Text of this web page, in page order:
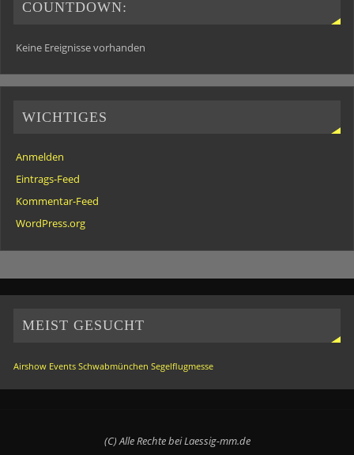
COUNTDOWN:
Keine Ereignisse vorhanden
WICHTIGES
Anmelden
Eintrags-Feed
Kommentar-Feed
WordPress.org
MEIST GESUCHT
Airshow Events Schwabmünchen Segelflugmesse
(C) Alle Rechte bei Laessig-mm.de